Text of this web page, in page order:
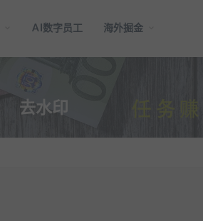
AI数字员工 海外掘金
去水印